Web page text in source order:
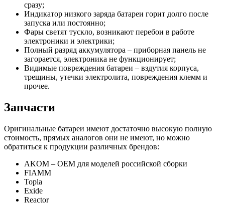
сразу;
Индикатор низкого заряда батареи горит долго после
запуска или постоянно;
Фары светят тускло, возникают перебои в работе
электроники и электрики;
Полный разряд аккумулятора – приборная панель не
загорается, электроника не функционирует;
Видимые повреждения батареи – вздутия корпуса,
трещины, утечки электролита, повреждения клемм и
прочее.
Запчасти
Оригинальные батареи имеют достаточно высокую полную
стоимость, прямых аналогов они не имеют, но можно
обратиться к продукции различных брендов:
AKOM – OEM для моделей российской сборки
FIAMM
Topla
Exide
Reactor